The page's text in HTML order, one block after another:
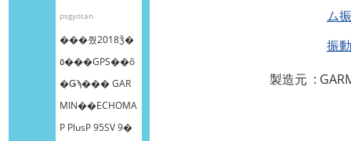
psgyotan
���줬2018ǯ�
٥���GPS��õ
�Ǥϡ��� GAR
MIN��ECHOMA
P PlusP 95SV 9�
ム
振
製造元 :